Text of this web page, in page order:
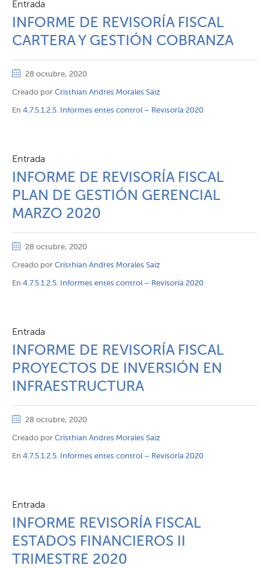
Entrada
INFORME DE REVISORÍA FISCAL
CARTERA Y GESTIÓN COBRANZA
28 octubre, 2020
Creado por Cristhian Andres Morales Saiz
En 4.7.5.1.2.5. Informes entes control – Revisoría 2020
Entrada
INFORME DE REVISORÍA FISCAL
PLAN DE GESTIÓN GERENCIAL
MARZO 2020
28 octubre, 2020
Creado por Cristhian Andres Morales Saiz
En 4.7.5.1.2.5. Informes entes control – Revisoría 2020
Entrada
INFORME DE REVISORÍA FISCAL
PROYECTOS DE INVERSIÓN EN
INFRAESTRUCTURA
28 octubre, 2020
Creado por Cristhian Andres Morales Saiz
En 4.7.5.1.2.5. Informes entes control – Revisoría 2020
Entrada
INFORME REVISORÍA FISCAL
ESTADOS FINANCIEROS II
TRIMESTRE 2020